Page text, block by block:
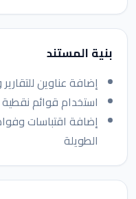
بنية المستند
إضافة عناوين
استخدام قوائم
إضافة اقتباسات
الطويلة